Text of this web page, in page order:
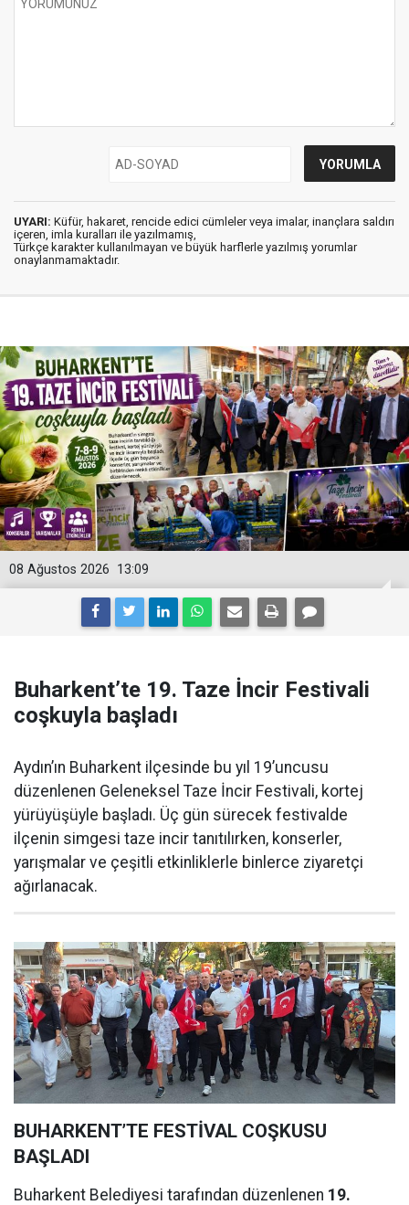
UYARI: Küfür, hakaret, rencide edici cümleler veya imalar, inançlara saldırı
içeren, imla kuralları ile yazılmamış,
Türkçe karakter kullanılmayan ve büyük harflerle yazılmış yorumlar
onaylanmamaktadır.
13:09
08 Ağustos 2026
Buharkent’te 19. Taze İncir Festivali
coşkuyla başladı
Aydın’ın Buharkent ilçesinde bu yıl 19’uncusu
düzenlenen Geleneksel Taze İncir Festivali, kortej
yürüyüşüyle başladı. Üç gün sürecek festivalde
ilçenin simgesi taze incir tanıtılırken, konserler,
yarışmalar ve çeşitli etkinliklerle binlerce ziyaretçi
ağırlanacak.
BUHARKENT’TE FESTİVAL COŞKUSU
BAŞLADI
Buharkent Belediyesi tarafından düzenlenen 19.